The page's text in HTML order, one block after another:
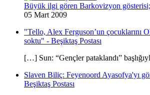
Büyük ilgi gören Barkovizyon
05 Mart 2009
"Tello, Alex Ferguson’un çocuklarını
soktu" - Beşiktaş Postası
[…] Sun: “Gençler pataklandı”
Slaven Biliç: Feyenoord Ayasofya'yı
Beşiktaş Postası